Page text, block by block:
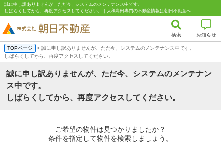
誠に申し訳ありませんが、ただ今、システムのメンテナンス中です。
しばらくしてから、再度アクセスしてください。｜大和高田専門の不動産情報は朝日不動産へ
検索 お知らせ
TOPページ
> 誠に申し訳ありませんが、ただ今、システムのメンテナンス中です。
しばらくしてから、再度アクセスしてください。
誠に申し訳ありませんが、ただ今、システムのメンテナン
ス中です。
しばらくしてから、再度アクセスしてください。
ご希望の物件は見つかりましたか？
条件を指定して物件を検索しましょう。